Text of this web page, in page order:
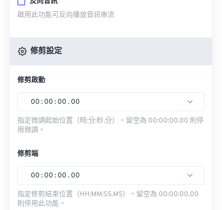
啟用此功能可反向播放音訊串流
修剪設定
修剪啟動
00 : 00 : 00 . 00
指定微調起始位置（時:分:秒.分）。留空為 00:00:00.00 則停
用微調。
修剪端
00 : 00 : 00 . 00
指定修剪結束位置（HH:MM:SS.MS）。留空為 00:00:00.00
則停用此功能。